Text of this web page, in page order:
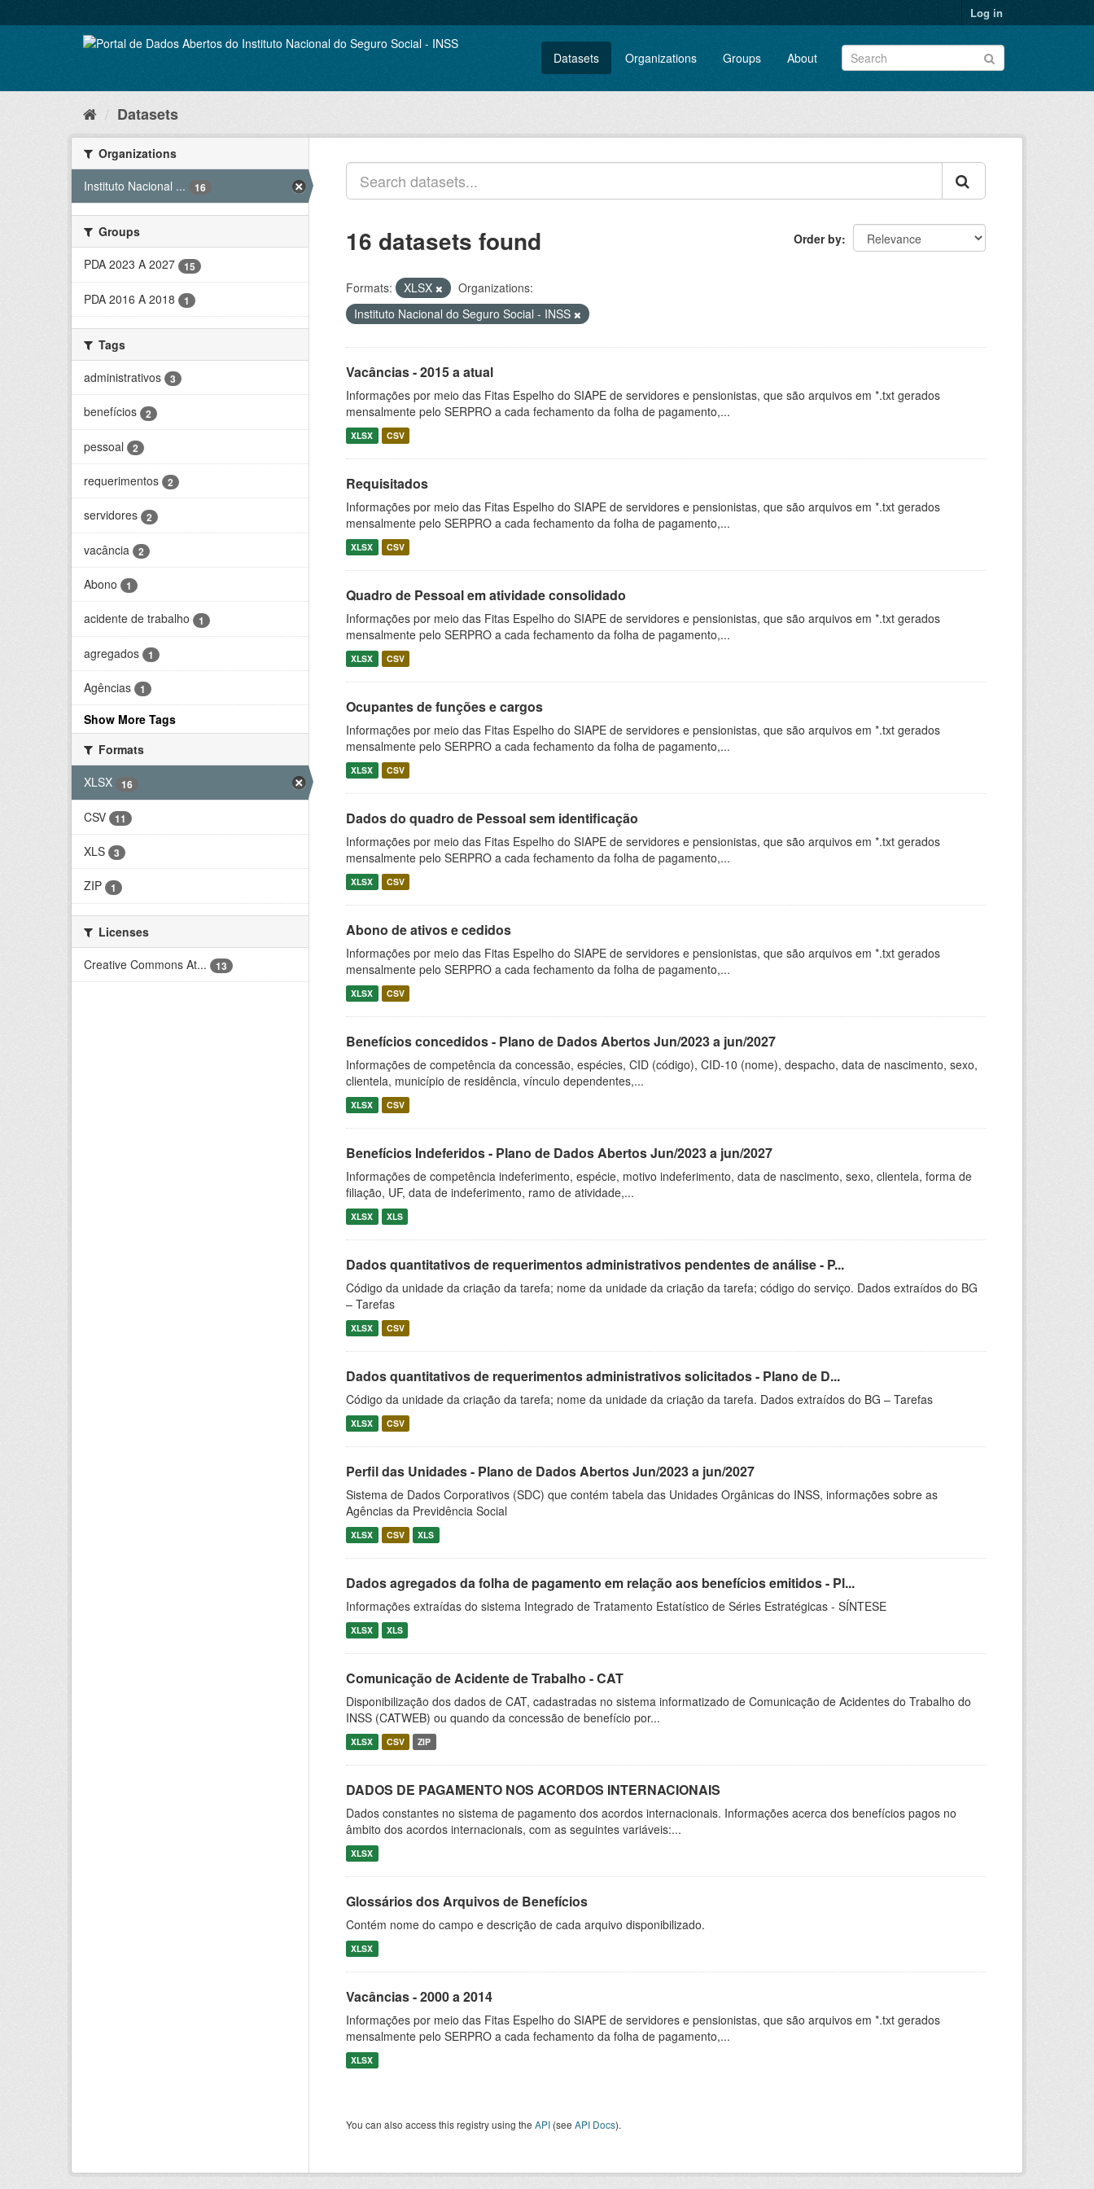
to
Log in
Datasets Organizations Groups About
Datasets
Organizations
Instituto Nacional ...
16
Groups
PDA 2023 A 2027
15
PDA 2016 A 2018 1
Tags
administrativos
3
benefícios 2
pessoal 2
requerimentos 2
servidores 2
vacância 2
Abono 1
acidente de trabalho 1
agregados 1
Agências 1
Show More Tags
Formats
XLSX
16
CSV 11
XLS 3
ZIP 1
Licenses
Creative Commons At...
13
Order by
16 datasets found
Formats: XLSX
Organizations:
Instituto Nacional do Seguro Social - INSS
Vacâncias - 2015 a atual
Informações por meio das Fitas Espelho do SIAPE de servidores e pensionistas, que são arquivos em *.txt gerados
mensalmente pelo SERPRO a cada fechamento da folha de pagamento,...
XLSX CSV
Requisitados
Informações por meio das Fitas Espelho do SIAPE de servidores e pensionistas, que são arquivos em *.txt gerados
mensalmente pelo SERPRO a cada fechamento da folha de pagamento,...
XLSX CSV
Quadro de Pessoal em atividade consolidado
Informações por meio das Fitas Espelho do SIAPE de servidores e pensionistas, que são arquivos em *.txt gerados
mensalmente pelo SERPRO a cada fechamento da folha de pagamento,...
XLSX CSV
Ocupantes de funções e cargos
Informações por meio das Fitas Espelho do SIAPE de servidores e pensionistas, que são arquivos em *.txt gerados
mensalmente pelo SERPRO a cada fechamento da folha de pagamento,...
XLSX CSV
Dados do quadro de Pessoal sem identificação
Informações por meio das Fitas Espelho do SIAPE de servidores e pensionistas, que são arquivos em *.txt gerados
mensalmente pelo SERPRO a cada fechamento da folha de pagamento,...
XLSX CSV
Abono de ativos e cedidos
Informações por meio das Fitas Espelho do SIAPE de servidores e pensionistas, que são arquivos em *.txt gerados
mensalmente pelo SERPRO a cada fechamento da folha de pagamento,...
XLSX CSV
Benefícios concedidos - Plano de Dados Abertos Jun/2023 a jun/2027
Informações de competência da concessão, espécies, CID (código), CID-10 (nome), despacho, data de nascimento, sexo,
clientela, município de residência, vínculo dependentes,...
XLSX CSV
Benefícios Indeferidos - Plano de Dados Abertos Jun/2023 a jun/2027
Informações de competência indeferimento, espécie, motivo indeferimento, data de nascimento, sexo, clientela, forma de
filiação, UF, data de indeferimento, ramo de atividade,...
XLSX XLS
Dados quantitativos de requerimentos administrativos pendentes de análise - P...
Código da unidade da criação da tarefa; nome da unidade da criação da tarefa; código do serviço. Dados extraídos do BG
– Tarefas
XLSX CSV
Dados quantitativos de requerimentos administrativos solicitados - Plano de D...
Código da unidade da criação da tarefa; nome da unidade da criação da tarefa. Dados extraídos do BG – Tarefas
XLSX CSV
Perfil das Unidades - Plano de Dados Abertos Jun/2023 a jun/2027
Sistema de Dados Corporativos (SDC) que contém tabela das Unidades Orgânicas do INSS, informações sobre as
Agências da Previdência Social
XLSX CSV XLS
Dados agregados da folha de pagamento em relação aos benefícios emitidos - Pl...
Informações extraídas do sistema Integrado de Tratamento Estatístico de Séries Estratégicas - SÍNTESE
XLSX XLS
Comunicação de Acidente de Trabalho - CAT
Disponibilização dos dados de CAT, cadastradas no sistema informatizado de Comunicação de Acidentes do Trabalho do
INSS (CATWEB) ou quando da concessão de benefício por...
XLSX CSV ZIP
DADOS DE PAGAMENTO NOS ACORDOS INTERNACIONAIS
Dados constantes no sistema de pagamento dos acordos internacionais. Informações acerca dos benefícios pagos no
âmbito dos acordos internacionais, com as seguintes variáveis:...
XLSX
Glossários dos Arquivos de Benefícios
Contém nome do campo e descrição de cada arquivo disponibilizado.
XLSX
Vacâncias - 2000 a 2014
Informações por meio das Fitas Espelho do SIAPE de servidores e pensionistas, que são arquivos em *.txt gerados
mensalmente pelo SERPRO a cada fechamento da folha de pagamento,...
XLSX
You can also access this registry using the API (see API Docs).